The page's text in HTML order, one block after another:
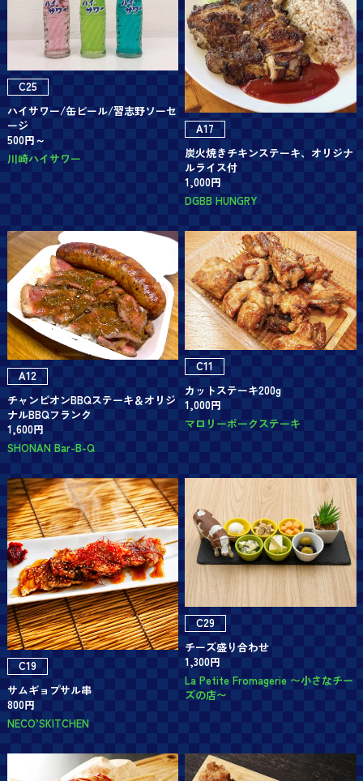
C25
ハイサワー/缶ビール/習志野ソーセ
ージ
500円～
川崎ハイサワー
A17
炭火焼きチキンステーキ、オリジナ
ルライス付
1,000円
DGBB HUNGRY
A12
チャンピオンBBQステーキ＆オリジ
ナルBBQフランク
1,600円
SHONAN Bar-B-Q
C11
カットステーキ200g
1,000円
マロリーポークステーキ
C19
サムギョプサル串
800円
NECO’SKITCHEN
C29
チーズ盛り合わせ
1,300円
La Petite Fromagerie 〜小さなチー
ズの店〜